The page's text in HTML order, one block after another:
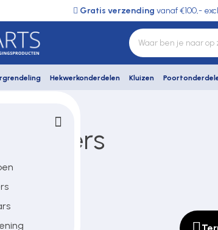
Gratis verzending vanaf €100,-
Hekwerkonderdelen Kluizen